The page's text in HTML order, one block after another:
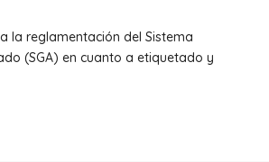
la reglamentación del Sistema
(SGA) en cuanto a etiquetado y